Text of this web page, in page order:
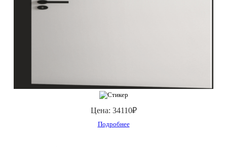
Цена: 34110₽
Подробнее